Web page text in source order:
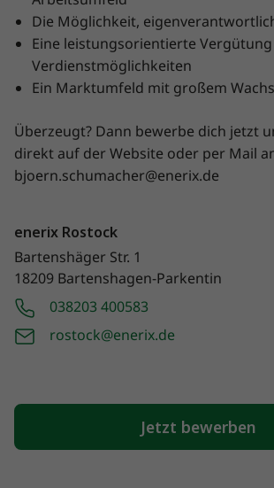
Die Möglichkeit,
Eine leistungsorientierte
Verdienstmöglichkeiten
Ein Marktumfeld mit großem
Überzeugt? Dann bewerbe dich jetzt
direkt auf der Website oder per Mail
bjoern.schumacher@enerix.de
enerix Rostock
Bartenshäger Str. 1
18209 Bartenshagen-Parkentin
038203 400583
rostock@enerix.de